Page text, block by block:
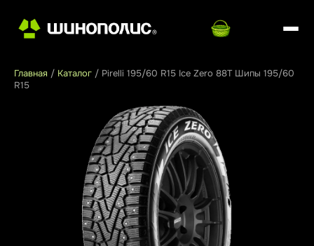
Главная / Каталог / Pirelli 195/60 R15 Ice Zero 88T Шипы 195/60
R15